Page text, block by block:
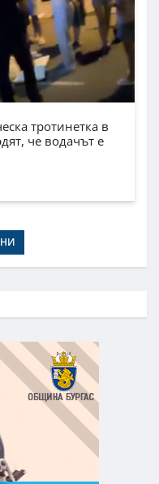
тротинетка в
че водачът е